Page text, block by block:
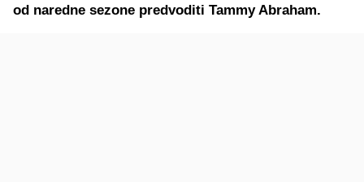
od naredne sezone predvoditi Tammy Abraham.